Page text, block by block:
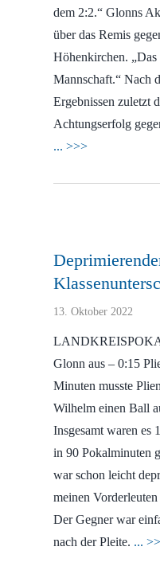
dem 2:2.“ Glonns
über das Remis
Höhenkirchen.
Mannschaft.“ Nach
Ergebnissen zuletzt
Achtungserfolg
... >>>
13. Oktober 2022
Glonn aus – 0:15
Minuten musste
Wilhelm einen Ball
Insgesamt waren es
in 90 Pokalminuten
war schon leicht
meinen
Der Gegner war
nach der Pleite. ...